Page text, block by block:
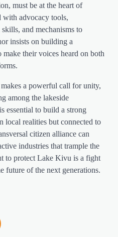
must be at the heart of
with advocacy tools,
and mechanisms to
insists on building a
make their voices heard on both
a powerful call for unity,
among the lakeside
essential to build a strong
local realities but connected to
citizen alliance can
industries that trample the
to protect Lake Kivu is a fight
future of the next generations.